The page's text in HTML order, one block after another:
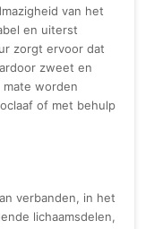
van het
en uiterst
zorgt ervoor dat
zweet en
worden
of met behulp
verbanden, in het
lichaamsdelen,